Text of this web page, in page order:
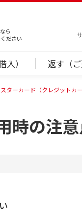
ら
ださい
入） 返す（ご
ターカード（クレジットカー
時の注